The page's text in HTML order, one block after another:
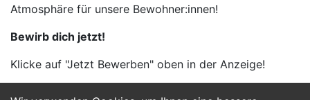
Atmosphäre für unsere Bewohner:innen!
Bewirb dich jetzt!
Klicke auf "Jetzt Bewerben" oben in der Anzeige!